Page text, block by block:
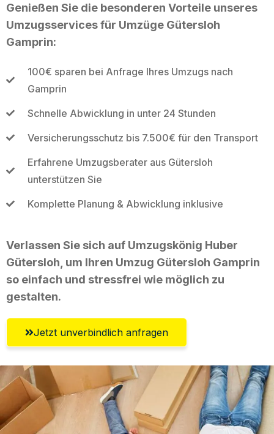
Genießen Sie die besonderen Vorteile unseres
Umzugsservices für Umzüge Gütersloh
Gamprin:
100€ sparen bei Anfrage Ihres Umzugs nach
Gamprin
Schnelle Abwicklung in unter 24 Stunden
Versicherungsschutz bis 7.500€ für den Transport
Erfahrene Umzugsberater aus Gütersloh
unterstützen Sie
Komplette Planung & Abwicklung inklusive
Verlassen Sie sich auf Umzugskönig Huber
Gütersloh, um Ihren Umzug Gütersloh Gamprin
so einfach und stressfrei wie möglich zu
gestalten.
Jetzt unverbindlich anfragen